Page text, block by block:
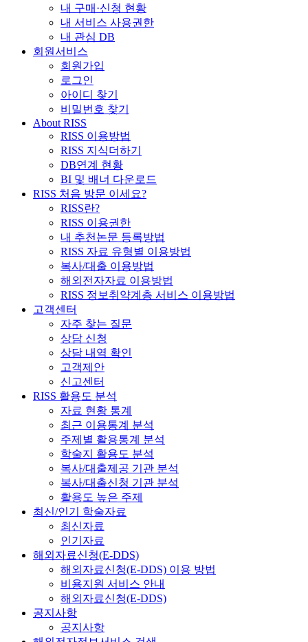
내 구매·신청 현황
내 서비스 사용권한
내 관심 DB
회원서비스
회원가입
로그인
아이디 찾기
비밀번호 찾기
About RISS
RISS 이용방법
RISS 지식더하기
DB연계 현황
BI 및 배너 다운로드
RISS 처음 방문 이세요?
RISS란?
RISS 이용권한
내 추천논문 등록방법
RISS 자료 유형별 이용방법
복사/대출 이용방법
해외전자자료 이용방법
RISS 정보취약계층 서비스 이용방법
고객센터
자주 찾는 질문
상담 신청
상담 내역 확인
고객제안
신고센터
RISS 활용도 분석
자료 현황 통계
최근 이용통계 분석
주제별 활용통계 분석
학술지 활용도 분석
복사/대출제공 기관 분석
복사/대출신청 기관 분석
활용도 높은 주제
최신/인기 학술자료
최신자료
인기자료
해외자료신청(E-DDS)
해외자료신청(E-DDS) 이용 방법
비용지원 서비스 안내
해외자료신청(E-DDS)
공지사항
공지사항